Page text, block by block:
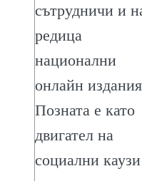
сътрудничи и
редица
национални
онлайн
Позната е като
двигател на
социални